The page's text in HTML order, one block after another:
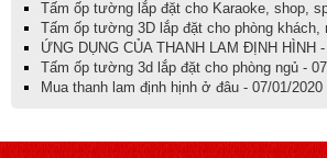
Tấm ốp tường lắp đặt cho Karaoke, shop,
Tấm ốp tường 3D lắp đặt cho phòng khách,
ỨNG DỤNG CỦA THANH LAM ĐỊNH HÌNH
Tấm ốp tường 3d lắp đặt cho phòng ngủ -
Mua thanh lam định hịnh ở đâu - 07/01/2020